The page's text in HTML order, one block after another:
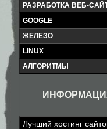
РАЗРАБОТКА ВЕБ-
GOOGLE
ЖЕЛЕЗО
LINUX
АЛГОРИТМЫ
Лучший хостинг